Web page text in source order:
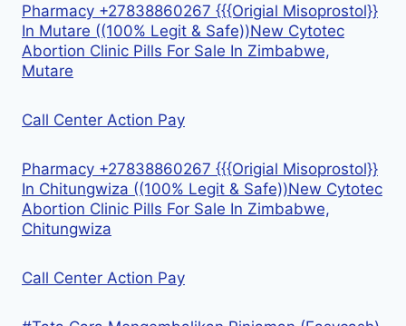
Pharmacy +27838860267 {{{Origial Misoprostol}}
In Mutare ((100% Legit & Safe))New Cytotec
Abortion Clinic Pills For Sale In Zimbabwe,
Mutare
Call Center Action Pay
Pharmacy +27838860267 {{{Origial Misoprostol}}
In Chitungwiza ((100% Legit & Safe))New Cytotec
Abortion Clinic Pills For Sale In Zimbabwe,
Chitungwiza
Call Center Action Pay